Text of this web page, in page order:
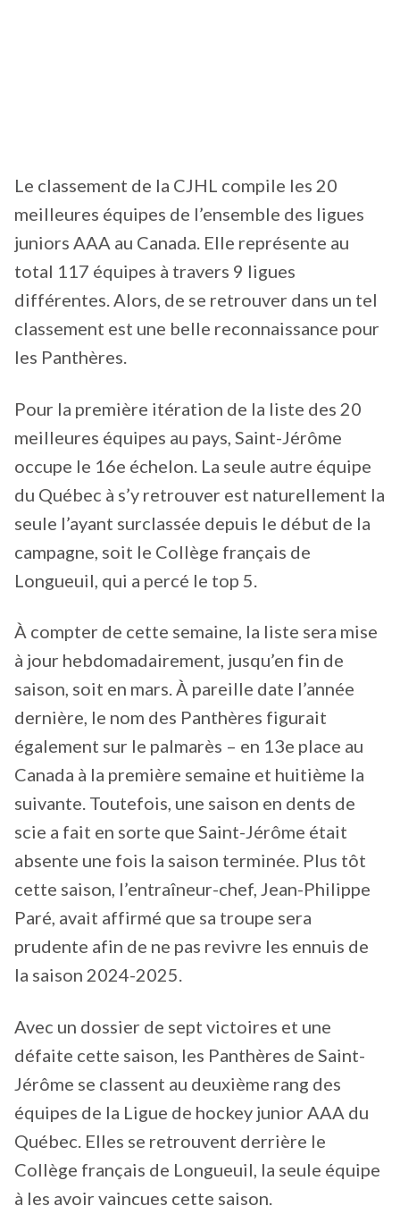
Le classement de la CJHL compile les 20
meilleures équipes de l’ensemble des ligues
juniors AAA au Canada. Elle représente au
total 117 équipes à travers 9 ligues
différentes. Alors, de se retrouver dans un tel
classement est une belle reconnaissance pour
les Panthères.
Pour la première itération de la liste des 20
meilleures équipes au pays, Saint-Jérôme
occupe le 16e échelon. La seule autre équipe
du Québec à s’y retrouver est naturellement la
seule l’ayant surclassée depuis le début de la
campagne, soit le Collège français de
Longueuil, qui a percé le top 5.
À compter de cette semaine, la liste sera mise
à jour hebdomadairement, jusqu’en fin de
saison, soit en mars. À pareille date l’année
dernière, le nom des Panthères figurait
également sur le palmarès – en 13e place au
Canada à la première semaine et huitième la
suivante. Toutefois, une saison en dents de
scie a fait en sorte que Saint-Jérôme était
absente une fois la saison terminée. Plus tôt
cette saison, l’entraîneur-chef, Jean-Philippe
Paré, avait affirmé que sa troupe sera
prudente afin de ne pas revivre les ennuis de
la saison 2024-2025.
Avec un dossier de sept victoires et une
défaite cette saison, les Panthères de Saint-
Jérôme se classent au deuxième rang des
équipes de la Ligue de hockey junior AAA du
Québec. Elles se retrouvent derrière le
Collège français de Longueuil, la seule équipe
à les avoir vaincues cette saison.